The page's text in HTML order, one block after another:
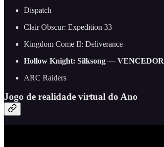
Dispatch
Clair Obscur: Expedition 33
Kingdom Come II: Deliverance
Hollow Knight: Silksong — VENCEDOR
ARC Raiders
Jogo de realidade virtual do Ano